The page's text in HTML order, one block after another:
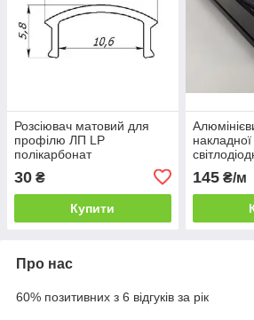
Розсіювач матовий для
профілю ЛП LP
полікарбонат
30 ₴
Купити
ЛП20
чорний
145₴/м
Про нас
60% позитивних з 6 відгуків за рік